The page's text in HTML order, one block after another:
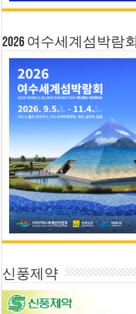
2026 여수세계섬박람회
신풍제약